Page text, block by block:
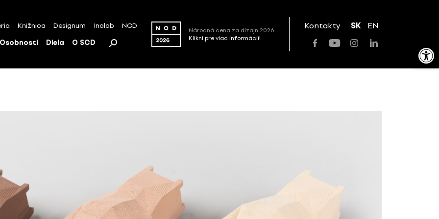
Open toolbar
Knižnica Designum Inolab NCD
Osobnosti Diela O SCD
Národná cena za dizajn 2026
Klikni pre viac informácií!
Kontakty SK EN